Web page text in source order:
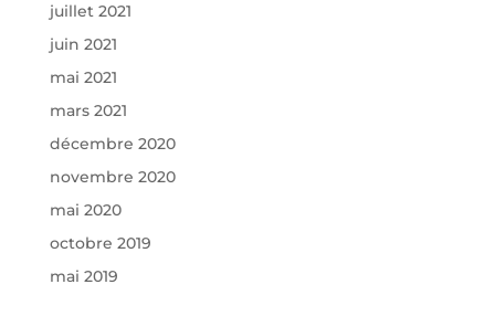
juillet 2021
juin 2021
mai 2021
mars 2021
décembre 2020
novembre 2020
mai 2020
octobre 2019
mai 2019